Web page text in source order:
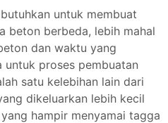
untuk membuat
beton berbeda, lebih mahal
dan waktu yang
proses pembuatan
satu kelebihan lain dari
dikeluarkan lebih kecil
hampir menyamai tagga